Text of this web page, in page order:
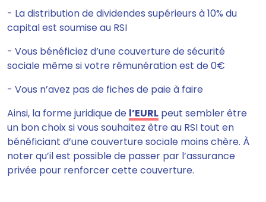
- La distribution de dividendes supérieurs à 10% du
capital est soumise au RSI
- Vous bénéficiez d’une couverture de sécurité
sociale même si votre rémunération est de 0€
- Vous n’avez pas de fiches de paie à faire
Ainsi, la forme juridique de l’EURL peut sembler être
un bon choix si vous souhaitez être au RSI tout en
bénéficiant d’une couverture sociale moins chère. À
noter qu’il est possible de passer par l’assurance
privée pour renforcer cette couverture.